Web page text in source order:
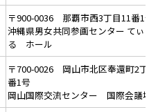
〒900-0036 那覇市西3丁目11番1
沖縄県男女共同参画センター てぃ
る ホール
〒700-0026 岡山市北区奉還町2
番1号
岡山国際交流センター 国際会議